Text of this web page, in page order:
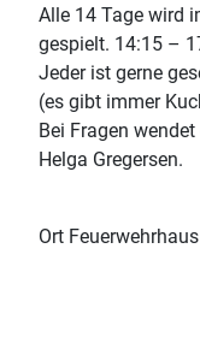
Alle 14 Tage wird
gespielt. 14:15 –
Jeder ist gerne
(es gibt immer
Bei Fragen
Helga Gregersen.
Ort Feuerwehrhaus